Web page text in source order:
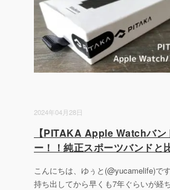
2024年04月28日
【PITAKA Apple Watchバン
ー！！純正スポーツバンドと
こんにちは、ゆぅと(@yucamelife)で
持ち出してから早くも7年ぐらいが経